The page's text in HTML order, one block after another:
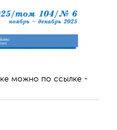
можно по ссылке -